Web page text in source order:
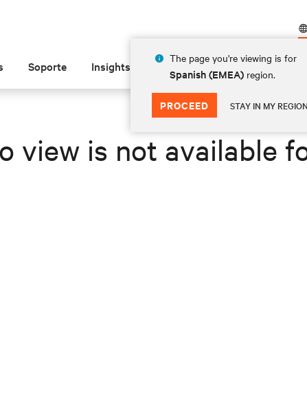
The page you're viewing is for
Spanish (EMEA) region.
PROCEED STAY IN MY REGION
Soporte Insights Acerca de las
view is not available